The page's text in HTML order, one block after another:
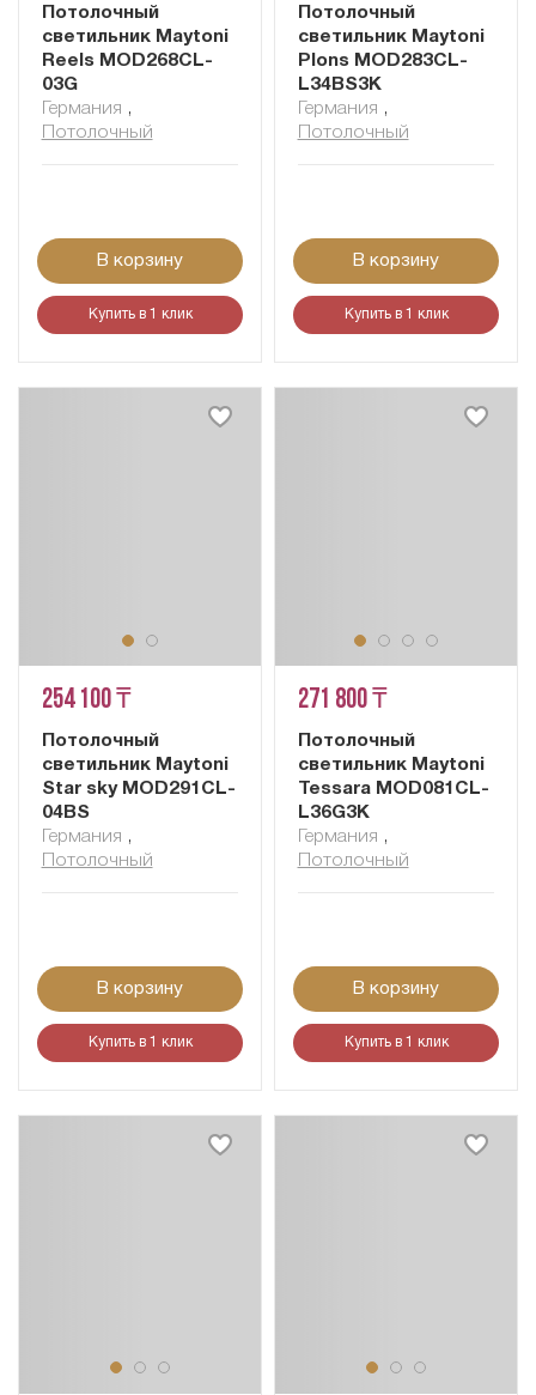
Потолочный
светильник Maytoni
Reels MOD268CL-
03G
Германия ,
Потолочный
В корзину
Купить в 1 клик
Потолочный
светильник Maytoni
Plons MOD283CL-
L34BS3K
Германия ,
Потолочный
В корзину
Купить в 1 клик
254 100 ₸
Потолочный
светильник Maytoni
Star sky MOD291CL-
04BS
Германия ,
Потолочный
В корзину
Купить в 1 клик
271 800 ₸
Потолочный
светильник Maytoni
Tessara MOD081CL-
L36G3K
Германия ,
Потолочный
В корзину
Купить в 1 клик